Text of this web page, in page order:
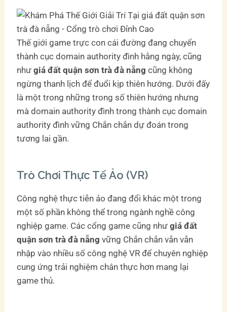
Thế giới game trực con cái đường đang chuyển
thành cục domain authority đình hằng ngày, cũng
nhưgiá đất quận sơn trà đà nẵng cũng không
ngừng thanh lịch để đuổi kịp thiên hướng. Dưới đấy
là một trong những trong số thiên hướng nhưng
mà domain authority đình trong thành cục domain
authority đình vững Chắn chắn dự đoán trong
tương lai gần.
Trò Chơi Thực Tế Ảo (VR)
Công nghệ thực tiễn ảo đang đổi khác một trong
một số phần không thể trong ngành nghề công
nghiệp game. Các cổng game cũng nhưgiá đất
quận sơn trà đà nẵng vững Chắn chắn vẫn vẫn
nhập vào nhiều số công nghệ VR để chuyên nghiệp
cung ứng trải nghiệm chân thực hơn mang lại
game thủ.